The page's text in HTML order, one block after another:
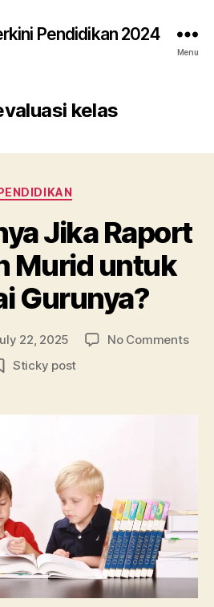
Pendidikan 2024
Menu
kelas
Categories
Jika Raport
Murid untuk
Gurunya?
22, 2025 No Commentson
Sticky post